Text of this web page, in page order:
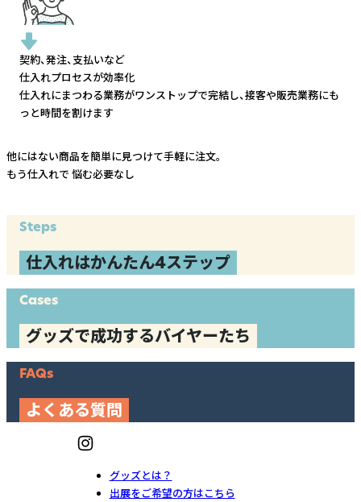
契約、発注、支払いなど
仕入れプロセスが効率化
仕入れにまつわる業務がワンストップで完結し、接客や販売業務にも
っと時間を割けます
他にはない商品を簡単に見つけて手軽に注文。
もう仕入れで 悩む必要なし
Steps
仕入れはかんたん4ステップ
Cases
グッズで成功するバイヤーたち
FAQs
よくある質問
グッズとは？
出展をご希望の方はこちら